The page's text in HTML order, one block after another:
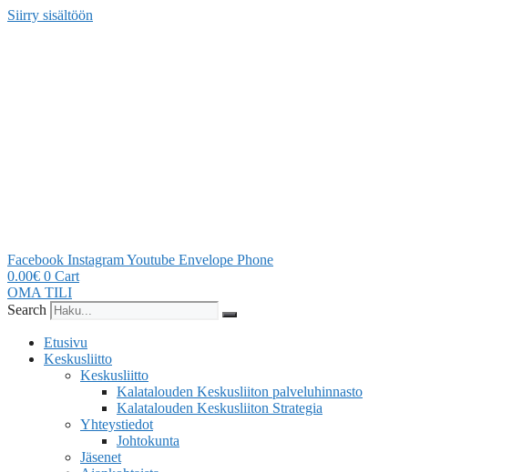
Siirry sisältöön
Facebook InstagramYoutube Envelope Phone
0.00€ 0 Cart
OMA TILI
Search
Etusivu
Keskusliitto
Keskusliitto
Kalatalouden Keskusliiton palveluhinnasto
Kalatalouden Keskusliiton Strategia
Yhteystiedot
Johtokunta
Jäsenet